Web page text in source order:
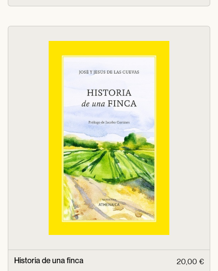
Historia de una finca 20,00 €